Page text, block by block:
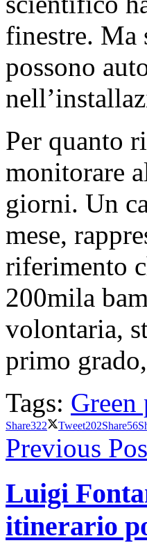
finestre. Ma
possono
Per quanto
monitorare
giorni. Un
mese,
riferimento
200mila
volontaria,
primo
Tags: Green
Share322 Tweet202Share56
Previous
Luigi
itinerario